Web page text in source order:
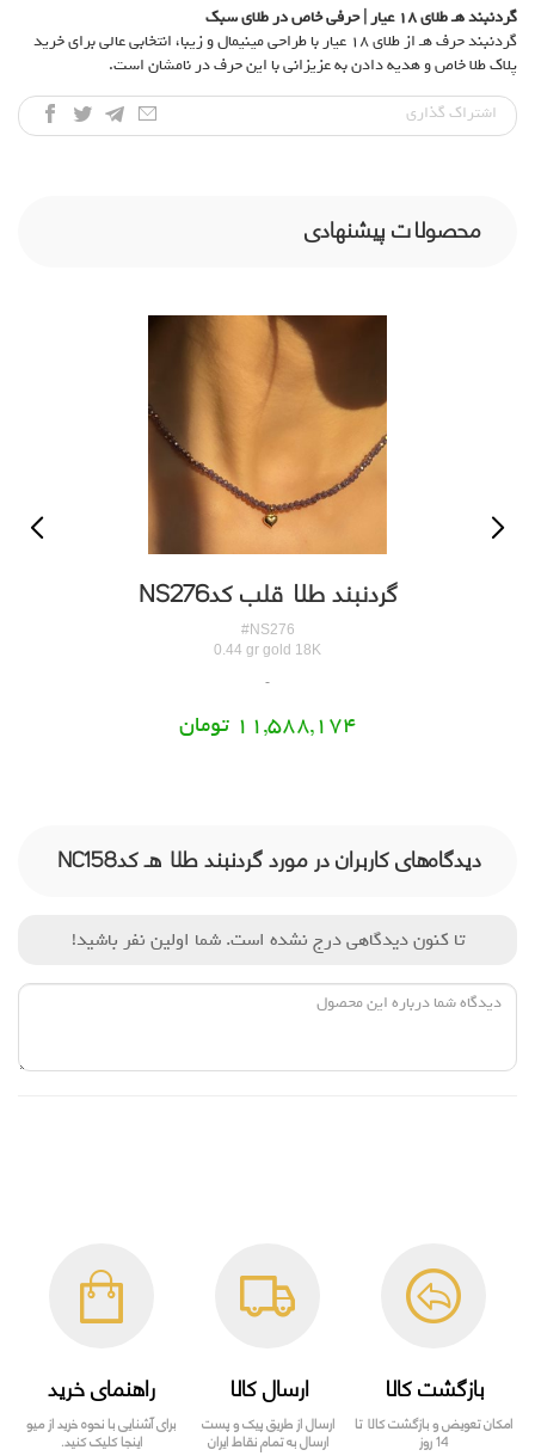
گردنبند هـ طلای۱۸ عیار | حرفی خاص در طلای سبک
گردنبند حرف هـ از طلای ۱۸ عیار با طراحی مینیمال و زیبا، انتخابی عالی برای خرید
پلاک طلا خاص و هدیه دادن به عزیزانی با این حرف در نامشان است.
اشتراک‌ گذاری
محصولات پیشنهادی
گردنبند طلا قلب کدNS276
#NS276
0.44 gr gold 18K
11,588,174 تومان
دیدگاه‌های کاربران در مورد گردنبند طلا هـ کدNC158
تا کنون دیدگاهی درج نشده است. شما اولین نفر باشید!
بازگشت کالا
امکان تعویض و بازگشت کالا تا
14 روز
ارسال کالا
ارسال از طریق پیک و پست
ارسال به تمام نقاط ایران
راهنمای خرید
برای آشنایی با نحوه خرید از میو
اینجا کلیک کنید.